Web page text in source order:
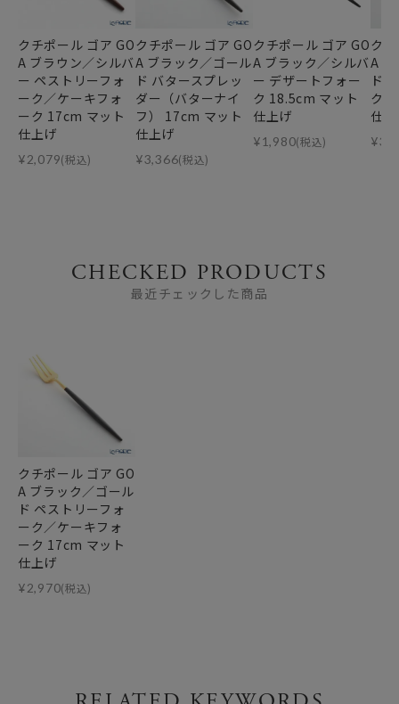
クチポール ゴア GO
A ブラウン／シルバ
ー ペストリーフォ
ーク／ケーキフォ
ーク 17cm マット
仕上げ
¥2,079(税込)
クチポール ゴア GO
A ブラック／ゴール
ド バタースプレッ
ダー（バターナイ
フ） 17cm マット
仕上げ
¥3,366(税込)
クチポール ゴア GO
A ブラック／シルバ
ー デザートフォー
ク 18.5cm マット
仕上げ
¥1,980(税込)
ク
A
ド
ク
仕
¥
CHECKED PRODUCTS
最近チェックした商品
クチポール ゴア GO
A ブラック／ゴール
ド ペストリーフォ
ーク／ケーキフォ
ーク 17cm マット
仕上げ
¥2,970(税込)